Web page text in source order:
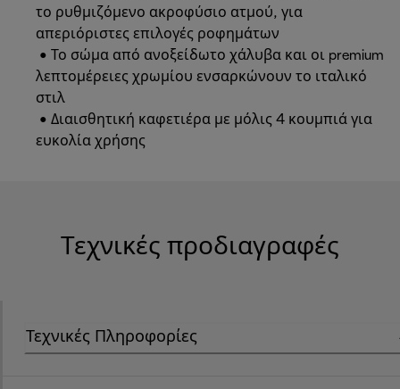
το ρυθμιζόμενο ακροφύσιο ατμού, για
απεριόριστες επιλογές ροφημάτων
• Το σώμα από ανοξείδωτο χάλυβα και οι premium
λεπτομέρειες χρωμίου ενσαρκώνουν το ιταλικό
στιλ
• Διαισθητική καφετιέρα με μόλις 4 κουμπιά για
ευκολία χρήσης
Τεχνικές προδιαγραφές
Τεχνικές Πληροφορίες